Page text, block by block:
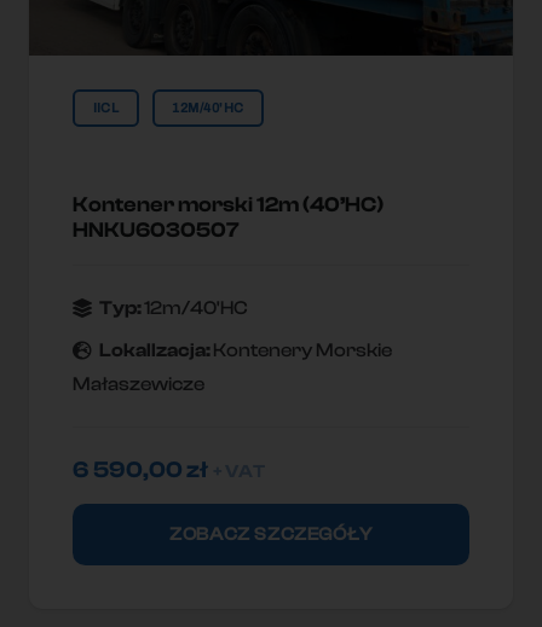
IICL 12M/40'HC
Kontener morski 12m (40’HC)
HNKU6030507
Typ:12m/40'HC
Lokallzacja: Kontenery Morskie
Małaszewicze
6 590,00zł
ZOBACZ SZCZEGÓŁY